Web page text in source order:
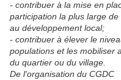
- contribuer à la mise en
participation la plus large
au développement local;
- contribuer à élever le
populations et les mobiliser
du quartier ou du village.
De l'organisation du CGDC